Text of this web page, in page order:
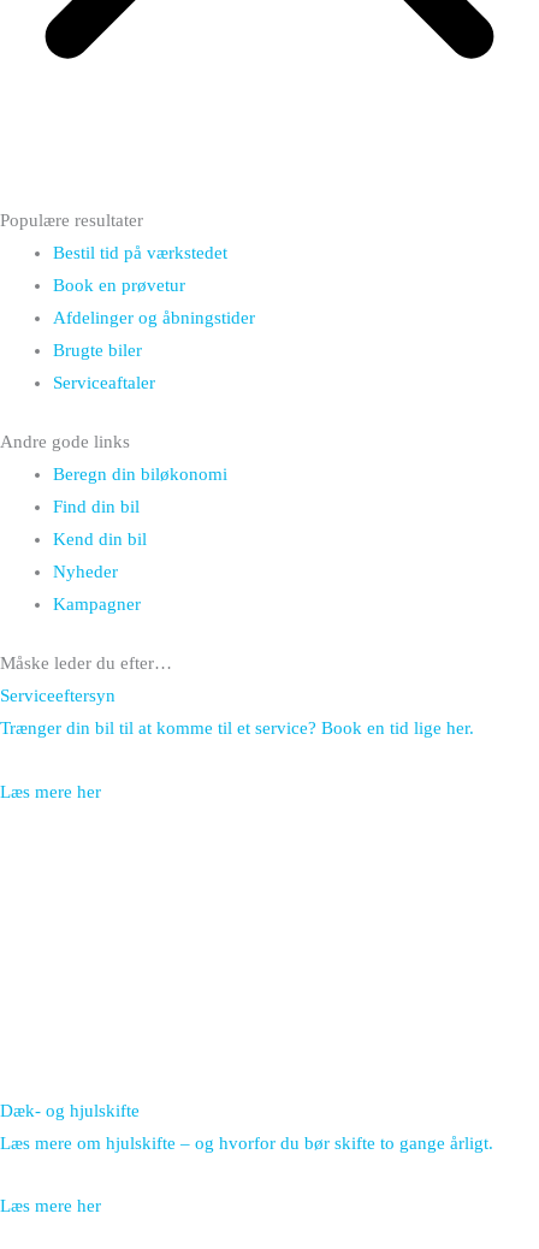
Populære resultater
Bestil tid på værkstedet
Book en prøvetur
Afdelinger og åbningstider
Brugte biler
Serviceaftaler
Andre gode links
Beregn din biløkonomi
Find din bil
Kend din bil
Nyheder
Kampagner
Måske leder du efter…
Serviceeftersyn
Trænger din bil til at komme til et service? Book en tid lige her.
Læs mere her
Dæk- og hjulskifte
Læs mere om hjulskifte – og hvorfor du bør skifte to gange årligt.
Læs mere her